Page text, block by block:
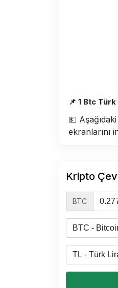
📌 1 Btc Türk
💵
ekranlarını
Kripto
BTC